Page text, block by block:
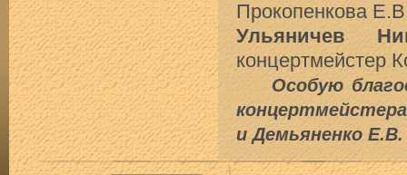
Прокопенкова
Ульяничев
концертмейстер
Особую
и Демьяненко Е.В.